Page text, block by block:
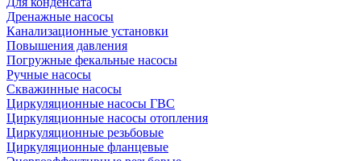
Дренажные насосы
Канализационные установки
Повышения давления
Погружные фекальные насосы
Ручные насосы
Скважинные насосы
Циркуляционные насосы ГВС
Циркуляционные насосы отопления
Циркуляционные резьбовые
Циркуляционные фланцевые